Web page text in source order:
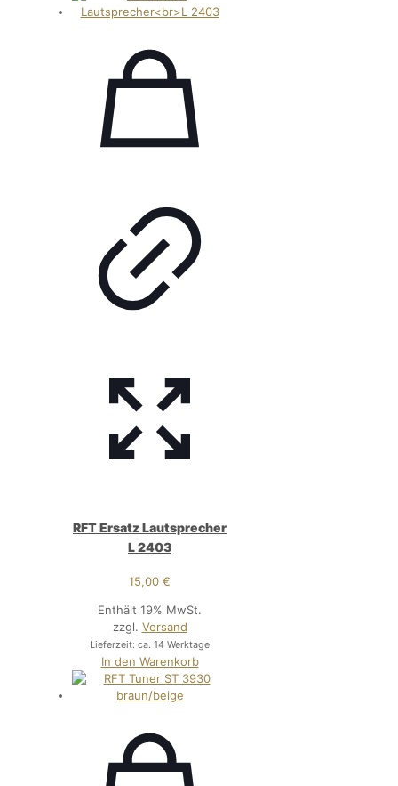
RFT Ersatz Lautsprecher
L 2403
15,00€
Enthält 19% MwSt.
zzgl. Versand
Lieferzeit: ca. 14 Werktage
In den Warenkorb